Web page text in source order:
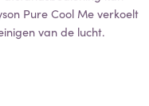
Pure Cool Me verkoelt
van de lucht.